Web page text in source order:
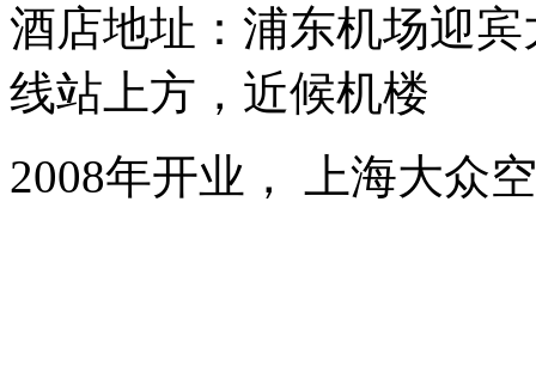
酒店地址：浦东机场迎
线站上方，近候机楼
2008年开业， 上海大